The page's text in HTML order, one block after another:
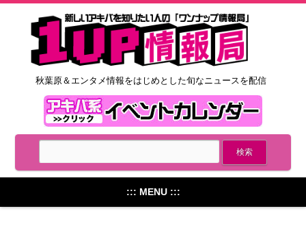
秋葉原＆エンタメ情報をはじめとした旬なニュースを配信
::: MENU :::